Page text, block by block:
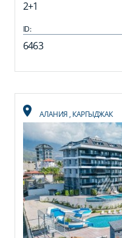
2+1
ID:
6463
АЛАНИЯ, КАРГЫДЖАК